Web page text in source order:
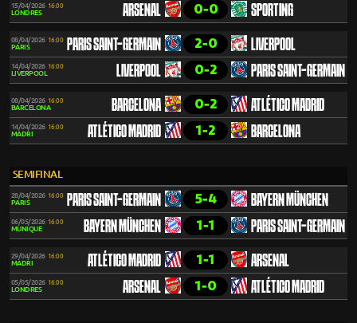
15/04/2026 16:00
LONDRES ARSENAL 0-0 SPORTING
08/04/2026 16:00
PARIS PARIS SAINT-GERMAIN 2-0 LIVERPOOL
14/04/2026 16:00
LIVERPOOL LIVERPOOL 0-2 PARIS SAINT-GERMAIN
08/04/2026 16:00
BARCELONA BARCELONA 0-2 ATLÉTICO MADRID
14/04/2026 16:00
MADRI ATLÉTICO MADRID 1-2 BARCELONA
SEMIFINAL
28/04/2026 16:00
PARIS PARIS SAINT-GERMAIN 5-4 BAYERN MÜNCHEN
06/05/2026 16:00
MUNIQUE BAYERN MÜNCHEN 1-1 PARIS SAINT-GERMAIN
29/04/2026 16:00
MADRI ATLÉTICO MADRID 1-1 ARSENAL
05/05/2026 16:00
LONDRES ARSENAL 1-0 ATLÉTICO MADRID